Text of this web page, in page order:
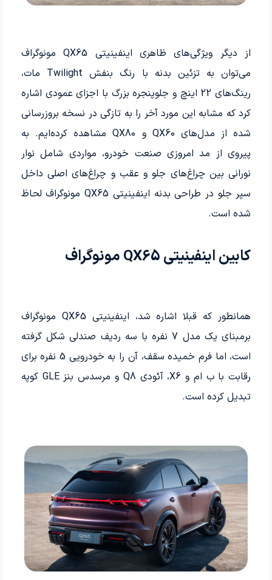
از دیگر ویژگی‌های ظاهری اینفینیتی QX65 مونوگراف
می‌توان به تزئین بدنه با رنگ بنفش Twilight مات،
رینگ‌های 22 اینچ و جلوپنجره بزرگ با اجزای عمودی اشاره
کرد که مشابه این مورد آخر را به تازگی در نسخه بروزرسانی
شده از مدل‌های QX60 و QX80 مشاهده کرده‌ایم. به
پیروی از مد امروزی صنعت خودرو، مواردی شامل نوار
نورانی بین چراغ‌های جلو و عقب و چراغ‌های اصلی داخل
سپر جلو در طراحی بدنه اینفینیتی QX65 مونوگراف لحاظ
شده است.
کابین اینفینیتی QX65 مونوگراف
همانطور که قبلا اشاره شد، اینفینیتی QX65 مونوگراف
برمبنای یک مدل 7 نفره با سه ردیف صندلی شکل گرفته
است، اما فرم خمیده سقف، آن را به خودرویی 5 نفره برای
رقابت با ب ام و X6، آئودی Q8 و مرسدس بنز GLE کوپه
تبدیل کرده است.